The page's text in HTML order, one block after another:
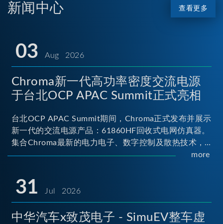
新闻中心 查看更多
03 Aug 2026
Chroma新一代高功率密度交流电源
于台北OCP APAC Summit正式亮相
台北OCP APAC Summit期间，Chroma正式发布并展示
新一代的交流电源产品：61860HF回收式电网仿真器。
集合Chroma最新的电力电子、数字控制及散热技术，
实现5U高度具备最大60kVA功率输出能力，为业界指针
more
31 Jul 2026
中华汽车x致茂电子 - SimuEV整车虚